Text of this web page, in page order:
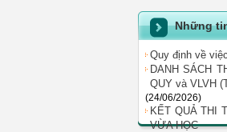
Những
Quy định về
DANH SÁCH
QUY và VLVH
(24/06/2026)
KẾT QUẢ THI
VỪA HỌC